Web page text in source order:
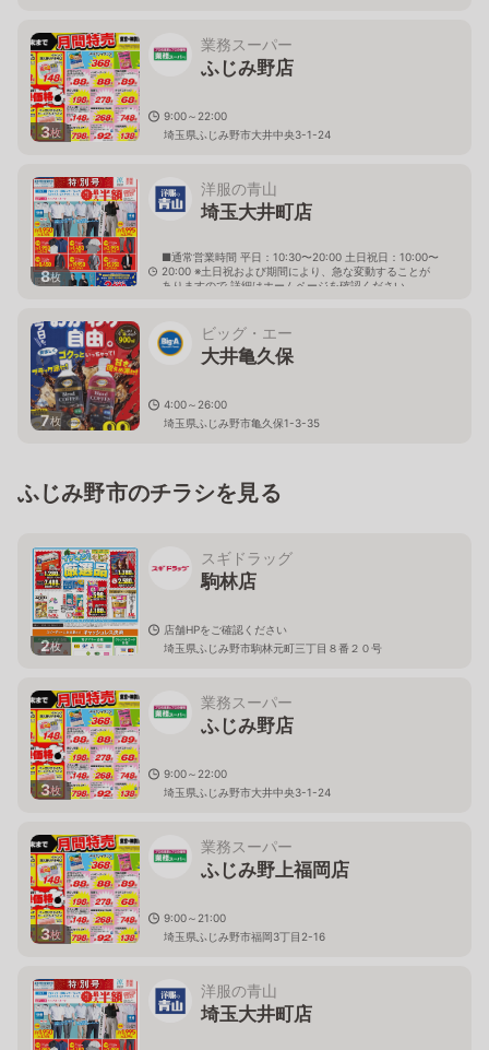
3枚
業務スーパー
ふじみ野店
9:00～22:00
埼玉県ふじみ野市大井中央3-1-24
8枚
洋服の青山
埼玉大井町店
■通常営業時間 平日：10:30〜20:00 土日祝日：10:00〜
20:00 ※土日祝および期間により、急な変動することが
ありますので 詳細はホームページを確認ください
7枚
ビッグ・エー
大井亀久保
4:00～26:00
埼玉県ふじみ野市亀久保1-3-35
ふじみ野市のチラシを見る
2枚
スギドラッグ
駒林店
店舗HPをご確認ください
埼玉県ふじみ野市駒林元町三丁目８番２０号
3枚
業務スーパー
ふじみ野店
9:00～22:00
埼玉県ふじみ野市大井中央3-1-24
3枚
業務スーパー
ふじみ野上福岡店
9:00～21:00
埼玉県ふじみ野市福岡3丁目2-16
洋服の青山
埼玉大井町店